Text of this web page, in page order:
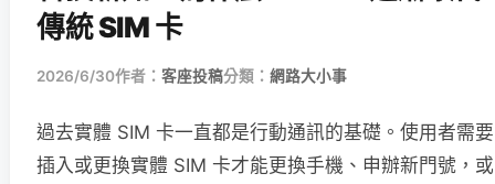
傳統 SIM 卡
2026/6/30作者： 客座投稿分類： 網路大小事
過去實體 SIM 卡一直都是行動通訊的基礎。使用者需要
插入或更換實體 SIM 卡才能更換手機、申辦新門號，或